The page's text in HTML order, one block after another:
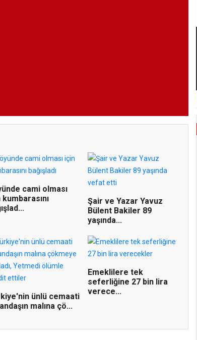
cami olması
Şair ve Yazar Yavuz
Bülent Bakiler 89
yaşında...
ünlü cemaati
malına çö...
Emeklilere tek
seferliğine 27 bin lira
verece...